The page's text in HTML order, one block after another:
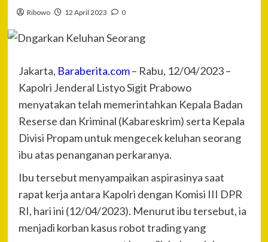
Ribowo 12 April 2023 0
Jakarta, Baraberita.com– Rabu, 12/04/2023 –
Kapolri Jenderal Listyo Sigit Prabowo
menyatakan telah memerintahkan Kepala Badan
Reserse dan Kriminal (Kabareskrim) serta Kepala
Divisi Propam untuk mengecek keluhan seorang
ibu atas penanganan perkaranya.
Ibu tersebut menyampaikan aspirasinya saat
rapat kerja antara Kapolri dengan Komisi III DPR
RI, hari ini (12/04/2023). Menurut ibu tersebut, ia
menjadi korban kasus robot trading yang